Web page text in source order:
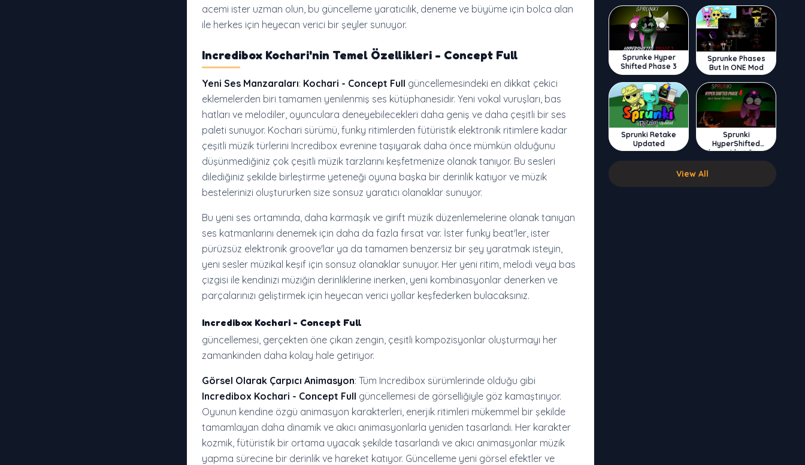
acemi ister uzman olun, bu güncelleme yaratıcılık, deneme ve büyüme için bolca alan
ile herkes için heyecan verici bir şeyler sunuyor.
Incredibox Kochari'nin Temel Özellikleri - Concept Full
Yeni Ses Manzaraları: Kochari - Concept Full güncellemesindeki en dikkat çekici
eklemelerden biri tamamen yenilenmiş ses kütüphanesidir. Yeni vokal vuruşları, bas
hatları ve melodiler, oyunculara deneyebilecekleri daha geniş ve daha çeşitli bir ses
paleti sunuyor. Kochari sürümü, funky ritimlerden fütüristik elektronik ritimlere kadar
çeşitli müzik türlerini Incredibox evrenine taşıyarak daha önce mümkün olduğunu
düşünmediğiniz çok çeşitli müzik tarzlarını keşfetmenize olanak tanıyor. Bu sesleri
dilediğiniz şekilde birleştirme yeteneği oyuna başka bir derinlik katıyor ve müzik
bestelerinizi oluştururken size sonsuz yaratıcı olanaklar sunuyor.
Bu yeni ses ortamında, daha karmaşık ve girift müzik düzenlemelerine olanak tanıyan
ses katmanlarını denemek için daha da fazla fırsat var. İster funky beat'ler, ister
pürüzsüz elektronik groove'lar ya da tamamen benzersiz bir şey yaratmak isteyin,
yeni sesler müzikal keşif için sonsuz olanaklar sunuyor. Her yeni ritim, melodi veya bas
çizgisi ile kendinizi müziğin derinliklerine inerken, yeni kombinasyonlar denerken ve
parçalarınızı geliştirmek için heyecan verici yollar keşfederken bulacaksınız.
Incredibox Kochari - Concept Full
güncellemesi, gerçekten öne çıkan zengin, çeşitli kompozisyonlar oluşturmayı her
zamankinden daha kolay hale getiriyor.
Görsel Olarak Çarpıcı Animasyon: Tüm Incredibox sürümlerinde olduğu gibi
Incredibox Kochari - Concept Full güncellemesi de görselliğiyle göz kamaştırıyor.
Oyunun kendine özgü animasyon karakterleri, enerjik ritimleri mükemmel bir şekilde
tamamlayan daha dinamik ve akıcı animasyonlarla yeniden tasarlandı. Her karakter
kozmik, fütüristik bir ortama uyacak şekilde tasarlandı ve akıcı animasyonlar müzik
yapma sürecine bir derinlik ve hareket katıyor. Güncelleme yeni görsel efektler ve
Sprunke Hyper
Shifted Phase 3
Sprunke Phases
But In ONE Mod
Sprunki Retake
Updated
Sprunki
HyperShifted
Phase 4 but Swap
Double
View All